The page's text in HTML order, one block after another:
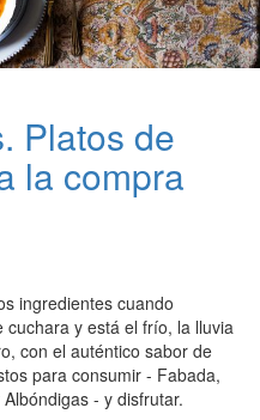
Platos de
la compra
ingredientes cuando
y está el frío, la lluvia
con el auténtico sabor de
para consumir - Fabada,
- y disfrutar.